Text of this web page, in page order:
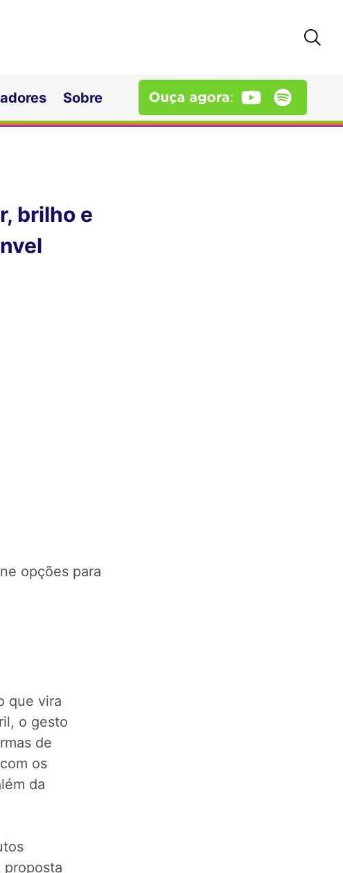
Sobre
brilho e
opções para
que vira
o gesto
de
os
da
proposta